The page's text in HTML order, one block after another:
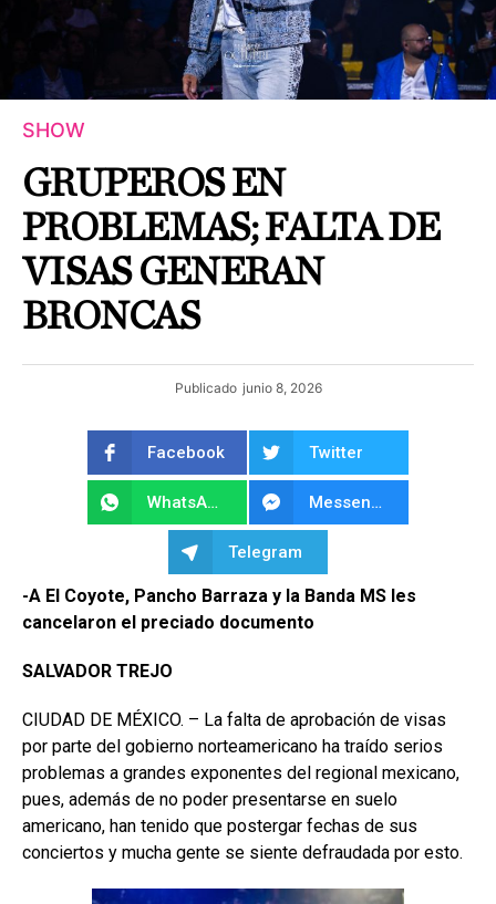
SHOW
GRUPEROS EN
PROBLEMAS; FALTA DE
VISAS GENERAN
BRONCAS
Publicado junio 8, 2026
Facebook Twitter
WhatsApp Messenger
Telegram
-A El Coyote, Pancho Barraza y la Banda MS les
cancelaron el preciado documento
SALVADOR TREJO
CIUDAD DE MÉXICO. – La falta de aprobación de visas
por parte del gobierno norteamericano ha traído serios
problemas a grandes exponentes del regional mexicano,
pues, además de no poder presentarse en suelo
americano, han tenido que postergar fechas de sus
conciertos y mucha gente se siente defraudada por esto.